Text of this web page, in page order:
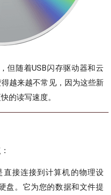
但随着USB闪存驱动器和云
越来越不常见，因为这些新
的读写速度。
直接连接到计算机的物理设
盘。它为您的数据和文件提